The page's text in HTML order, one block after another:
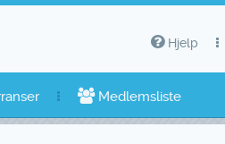
Hjelp
Medlemsliste